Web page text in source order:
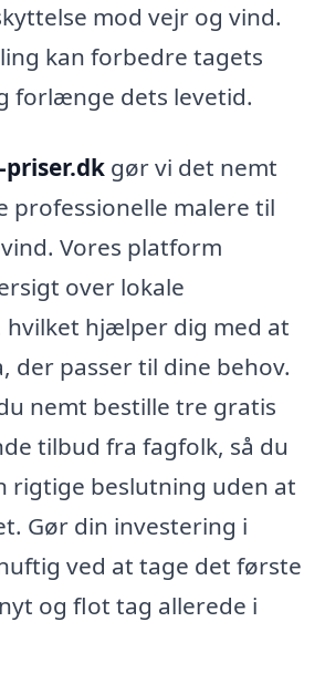
mod vejr og vind.
kan forbedre tagets
forlænge dets levetid.
gør vi det nemt
professionelle malere til
Vores platform
over lokale
hvilket hjælper dig med at
der passer til dine behov.
nemt bestille tre gratis
tilbud fra fagfolk, så du
rigtige beslutning uden at
Gør din investering i
ved at tage det første
og flot tag allerede i